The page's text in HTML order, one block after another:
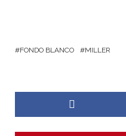
FONDO BLANCO MILLER